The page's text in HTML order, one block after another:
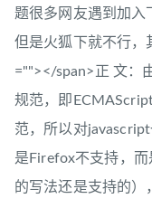
题很多网友遇到加入
但是火狐下就不行，
=""></span>正 文：
规范，即
范，所以对
是Firefox不支持，
的写法还是支持的